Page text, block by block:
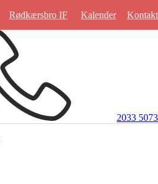
Rødkærsbro IF Kalender Kontakt
2033 5073